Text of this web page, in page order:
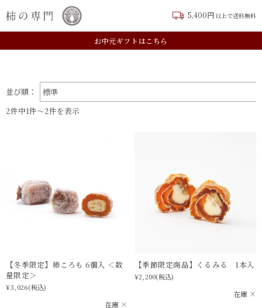
新規会員登録はこちら
お中元ギフトはこちら
5,400円以上で送料無料
表示切替：
2件中1件〜2件を表示
【冬季限定】柿ころも 6個入 ＜数
量限定＞
¥3,026(税込)
在庫 ×
【季節限定商品】くるみる 1本入
¥2,200(税込)
在庫 ×